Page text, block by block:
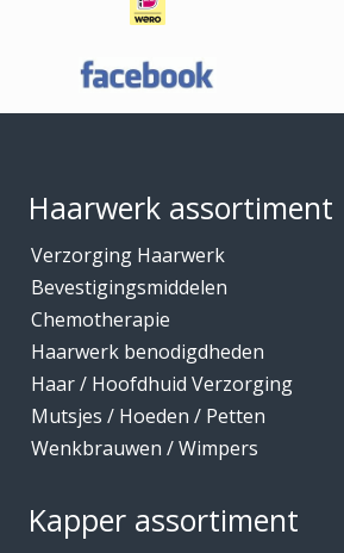
Haarwerk assortiment
Verzorging Haarwerk
Bevestigingsmiddelen
Chemotherapie
Haarwerk benodigdheden
Haar / Hoofdhuid Verzorging
Mutsjes / Hoeden / Petten
Wenkbrauwen / Wimpers
Kapper assortiment